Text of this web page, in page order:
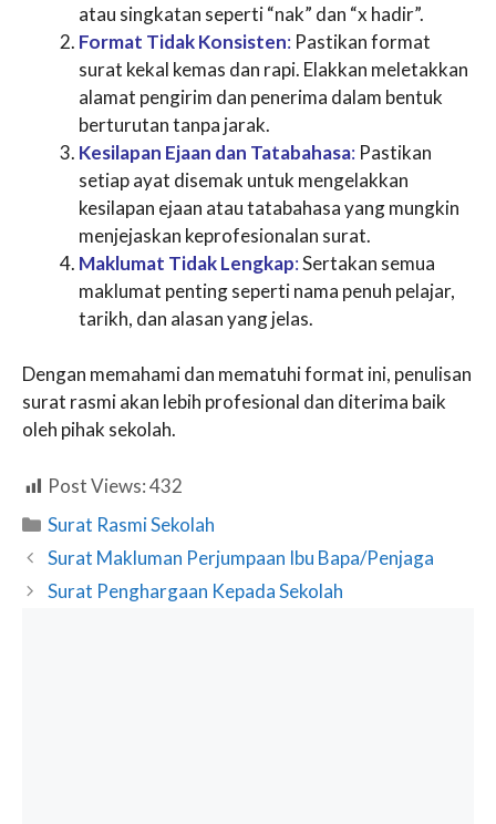
atau singkatan seperti “nak” dan “x hadir”.
Format Tidak Konsisten: Pastikan format
surat kekal kemas dan rapi. Elakkan meletakkan
alamat pengirim dan penerima dalam bentuk
berturutan tanpa jarak.
Kesilapan Ejaan dan Tatabahasa: Pastikan
setiap ayat disemak untuk mengelakkan
kesilapan ejaan atau tatabahasa yang mungkin
menjejaskan keprofesionalan surat.
Maklumat Tidak Lengkap:Sertakan semua
maklumat penting seperti nama penuh pelajar,
tarikh, dan alasan yang jelas.
Dengan memahami dan mematuhi format ini, penulisan
surat rasmi akan lebih profesional dan diterima baik
oleh pihak sekolah.
Post Views:432
Categories
Surat Rasmi Sekolah
Surat Makluman Perjumpaan Ibu Bapa/Penjaga
Surat Penghargaan Kepada Sekolah